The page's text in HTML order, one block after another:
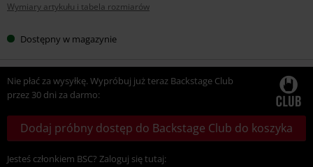
rozmiar
Wymiary artykułu i tabela rozmiarów
Dostępny w magazynie
Nie płać za wysyłkę. Wypróbuj już teraz Backstage Club
przez 30 dni za darmo:
Dodaj próbny dostęp do Backstage Club do koszyka
Jesteś członkiem BSC? Zaloguj się tutaj: